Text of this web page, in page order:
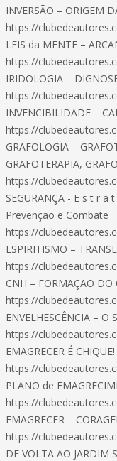
INVERSÃO – ORIGEM
https://
LEIS da MENTE –
https://
IRIDOLOGIA –
https://
INVENCIBILIDADE –
https://
GRAFOLOGIA –
GRAFOTERAPIA,
https://
SEGURANÇA - E s t r a
Prevenção e Combate
https://
ESPIRITISMO –
https://
CNH – FORMAÇÃO DO
https://
ENVELHESCÊNCIA – O
https://
EMAGRECER É
https://
PLANO de
https://
EMAGRECER –
https://
DE VOLTA AO JARDIM